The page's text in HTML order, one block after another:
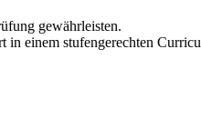
gewährleisten.
in einem stufengerechten